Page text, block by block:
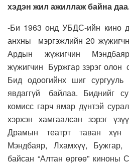
хэдэн жил ажиллаж байна
-Би 1963 онд УБДС-ийн кино
анхны мэргэжлийн 20
Ардын жүжигчин
жүжигчин Буржгар зэрэг олон
Бид одоогийнх шиг сургууль
явдаггүй байлаа. Биднийг
комисс гарч ямар дүнтэй
хэрхэн хамгаалсан зэрэг
Драмын театрт таван хүн
Мэндбаяр, Лхамхүү,
байсан “Алтан өргөө” киноны